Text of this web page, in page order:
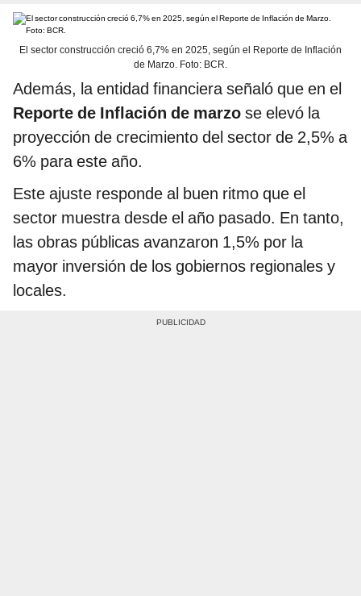
El sector construcción creció 6,7% en 2025, según el Reporte de Inflación
de Marzo. Foto: BCR.
Además, la entidad financiera señaló que en el
Reporte de Inflación de marzo se elevó la
proyección de crecimiento del sector de 2,5% a
6% para este año.
Este ajuste responde al buen ritmo que el
sector muestra desde el año pasado. En tanto,
las obras públicas avanzaron 1,5% por la
mayor inversión de los gobiernos regionales y
locales.